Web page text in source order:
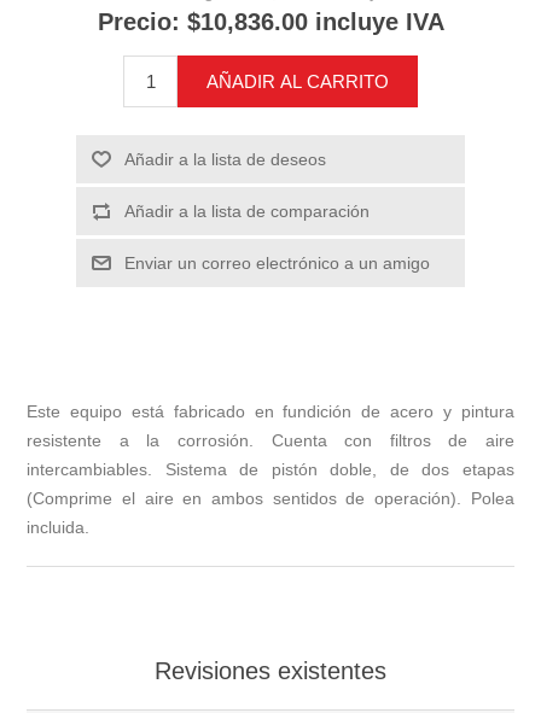
Precio: $10,836.00 incluye IVA
AÑADIR AL CARRITO
Añadir a la lista de deseos
Añadir a la lista de comparación
Enviar un correo electrónico a un amigo
Este equipo está fabricado en fundición de acero y pintura
resistente a la corrosión. Cuenta con filtros de aire
intercambiables. Sistema de pistón doble, de dos etapas
(Comprime el aire en ambos sentidos de operación). Polea
incluida.
Revisiones existentes